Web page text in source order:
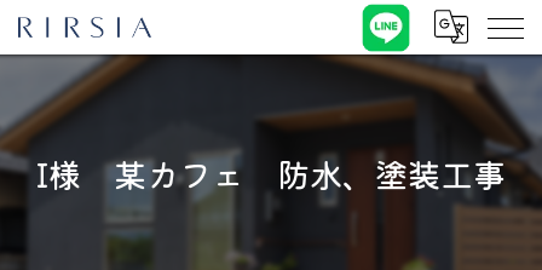
I様 某カフェ 防水、塗装工事